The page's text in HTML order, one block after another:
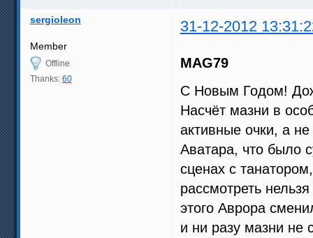
sergioleon 31-12-2012
Member
Offline
Thanks: 60
MAG79
С Новым Годом!
Насчёт мазни в
активные очки, а
Аватара, что было
сценах с
рассмотреть
этого Аврора
и ни разу мазни не